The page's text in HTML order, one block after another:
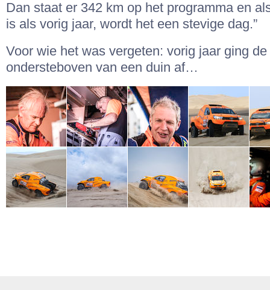
Dan staat er 342 km op het programma en
is als vorig jaar, wordt het een stevige dag.”
Voor wie het was vergeten: vorig jaar ging
ondersteboven van een duin af…